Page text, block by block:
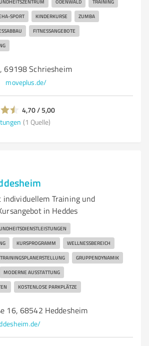
ODENWALD TRAINING
SPORT KINDERKURSE ZUMBA
FITNESSANGEBOTE
69198 Schriesheim
moveplus.de/
4,70 / 5,00
(1 Quelle)
Training und
in Heddes
KURSPROGRAMM WELLNESSBEREICH
TRAININGSPLANERSTELLUNG GRUPPENDYNAMIK
MODERNE AUSSTATTUNG
KOSTENLOSE PARKPLÄTZE
16, 68542 Heddesheim